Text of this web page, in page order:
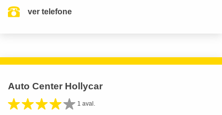
ver telefone
Auto Center Hollycar
1 aval.